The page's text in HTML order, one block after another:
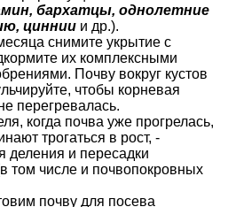
бархатцы, однолетние
циннии и др.).
снимите укрытие с
их комплексными
Почву вокруг кустов
чтобы корневая
перегрева­лась.
когда почва уже прогрелась,
трогаться в рост, -
деления и пересадки
том числе и почвопокровных
почву для посева